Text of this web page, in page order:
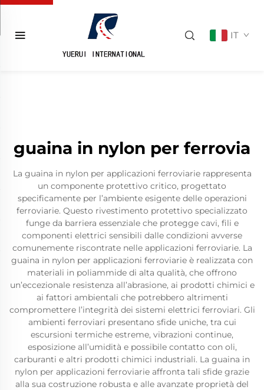
IT
guaina in nylon per ferrovia
La guaina in nylon per applicazioni ferroviarie rappresenta
un componente protettivo critico, progettato
specificamente per l’ambiente esigente delle operazioni
ferroviarie. Questo rivestimento protettivo specializzato
funge da barriera essenziale che protegge cavi, fili e
componenti elettrici sensibili dalle condizioni avverse
comunemente riscontrate nelle applicazioni ferroviarie. La
guaina in nylon per applicazioni ferroviarie è realizzata con
materiali in poliammide di alta qualità, che offrono
un’eccezionale resistenza all’abrasione, ai prodotti chimici e
ai fattori ambientali che potrebbero altrimenti
compromettere l’integrità dei sistemi elettrici ferroviari. Gli
ambienti ferroviari presentano sfide uniche, tra cui
escursioni termiche estreme, vibrazioni continue,
esposizione all’umidità e possibile contatto con oli,
carburanti e altri prodotti chimici industriali. La guaina in
nylon per applicazioni ferroviarie affronta tali sfide grazie
alla sua costruzione robusta e alle avanzate proprietà del